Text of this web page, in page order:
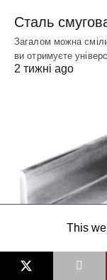
Сталь
Загалом можна
ви отримуєте
2 тижні ago
МЕТАЛОПРОКАТ
This